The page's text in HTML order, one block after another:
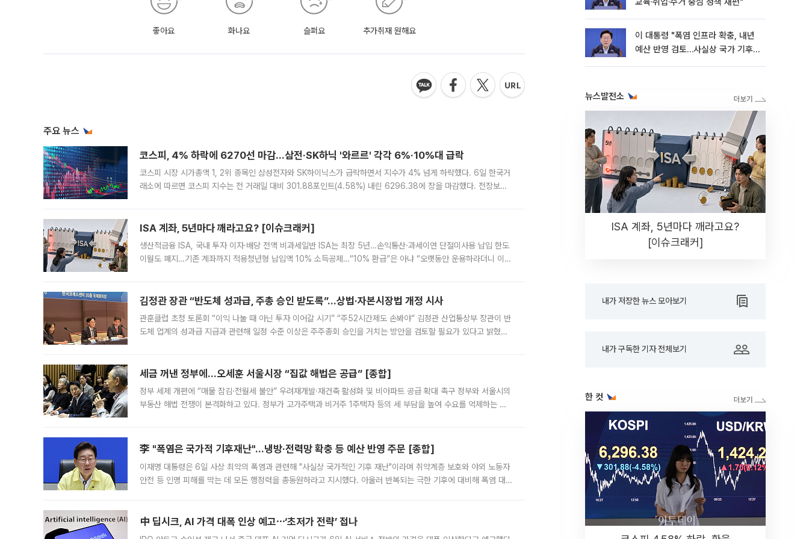
좋아요 화나요 슬퍼요 추가취재 원해요
주요 뉴스
코스피, 4% 하락에 6270선 마감…삼전·SK하닉 '와르르' 각각 6%·10%대 급락
코스피 시장 시가총액 1, 2위 종목인 삼성전자와 SK하이닉스가 급락하면서 지수가 4% 넘게 하락했다. 6일 한국거
래소에 따르면 코스피 지수는 전 거래일 대비 301.88포인트(4.58%) 내린 6296.38에 장을 마감했다. 전장보다
ISA 계좌, 5년마다 깨라고요? [이슈크래커]
생산적금융 ISA, 국내 투자 이자·배당 전액 비과세일반 ISA는 최장 5년…손익통산·과세이연 단절미사용 납입 한도
이월도 폐지…기존 계좌까지 적용청년형 납입액 10% 소득공제…“10% 환급”은 아냐 “오랫동안 운용하라더니 이제
김정관 장관 “반도체 성과급, 주총 승인 받도록”…상법·자본시장법 개정 시사
관훈클럽 초청 토론회 “이익 나눌 때 아닌 투자 이어갈 시기” “주52시간제도 손봐야” 김정관 산업통상부 장관이 반
도체 업계의 성과급 지급과 관련해 일정 수준 이상은 주주총회 승인을 거치는 방안을 검토할 필요가 있다고 밝혔다.
세금 꺼낸 정부에…오세훈 서울시장 “집값 해법은 공급” [종합]
정부 세제 개편에 “매물 잠김·전월세 불안” 우려재개발·재건축 활성화 및 비아파트 공급 확대 촉구 정부와 서울시의
부동산 해법 전쟁이 본격화하고 있다. 정부가 고가주택과 비거주 1주택자 등의 세 부담을 높여 수요를 억제하는 카
李 "폭염은 국가적 기후재난"…냉방·전력망 확충 등 예산 반영 주문 [종합]
이재명 대통령은 6일 사상 최악의 폭염과 관련해 "사실상 국가적인 기후 재난"이라며 취약계층 보호와 야외 노동자
안전 등 인명 피해를 막는 데 모든 행정력을 총동원하라고 지시했다. 아울러 반복되는 극한 기후에 대비해 폭염 대응
中 딥시크, AI 가격 대폭 인상 예고⋯‘초저가 전략’ 접나
이 대통령 "폭염 인프라 확충, 내년
예산 반영 검토…사실상 국가 기후
뉴스발전소
ISA 계좌, 5년마다 깨라고요?
[이슈크래커]
내가 저장한 뉴스 모아보기
내가 구독한 기자 전체보기
한 컷